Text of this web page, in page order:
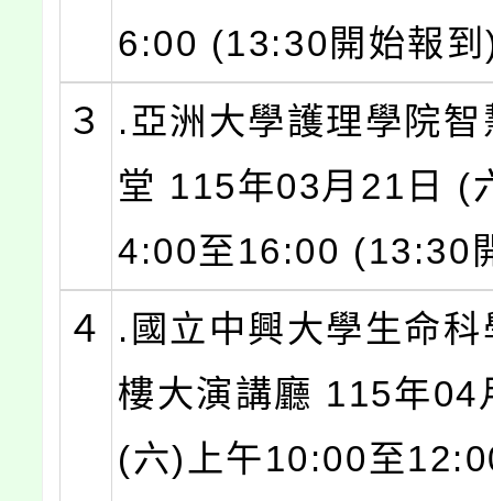
6:00 (13:30開始報
３
.亞洲大學護理學院
堂 115年03月21日 (
4:00至16:00 (13:30
４
.國立中興大學生命
樓大演講廳 115年04
(六)上午10:00至